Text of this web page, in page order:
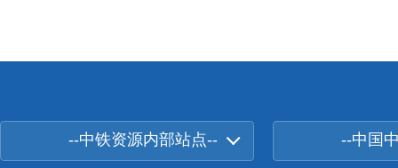
--中铁资源内部站点-- --中国